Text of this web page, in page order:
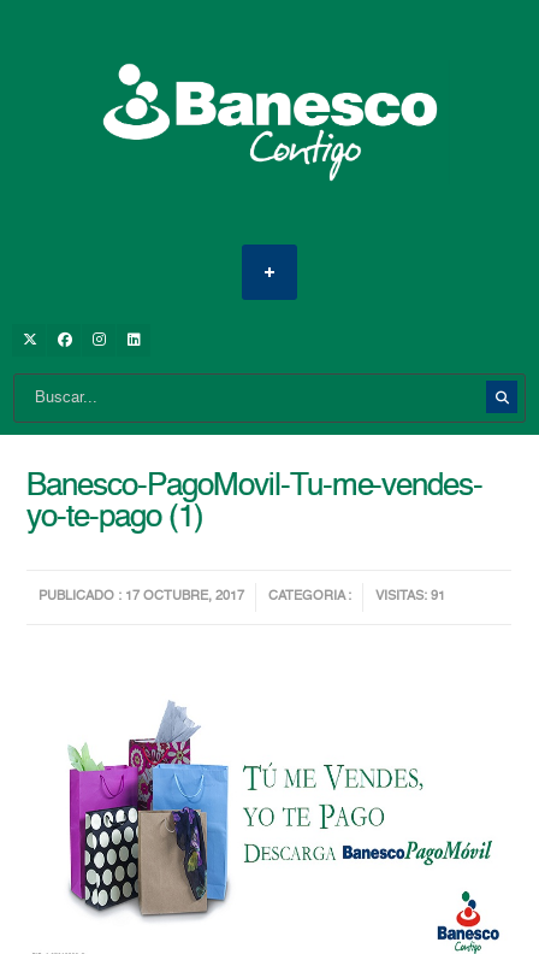
Banesco-PagoMovil-Tu-me-vendes-
yo-te-pago (1)
PUBLICADO : 17 OCTUBRE, 2017 CATEGORIA : VISITAS: 91